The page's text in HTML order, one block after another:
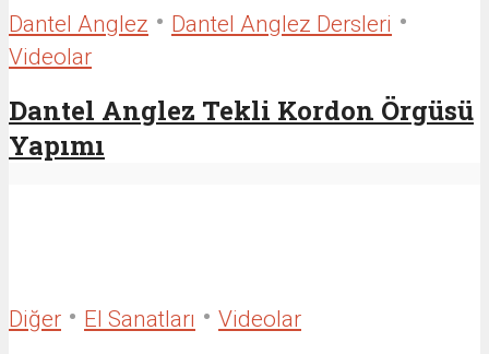
Dantel Anglez • Dantel Anglez Dersleri •
Videolar
Dantel Anglez Tekli Kordon Örgüsü
Yapımı
Diğer • El Sanatları • Videolar